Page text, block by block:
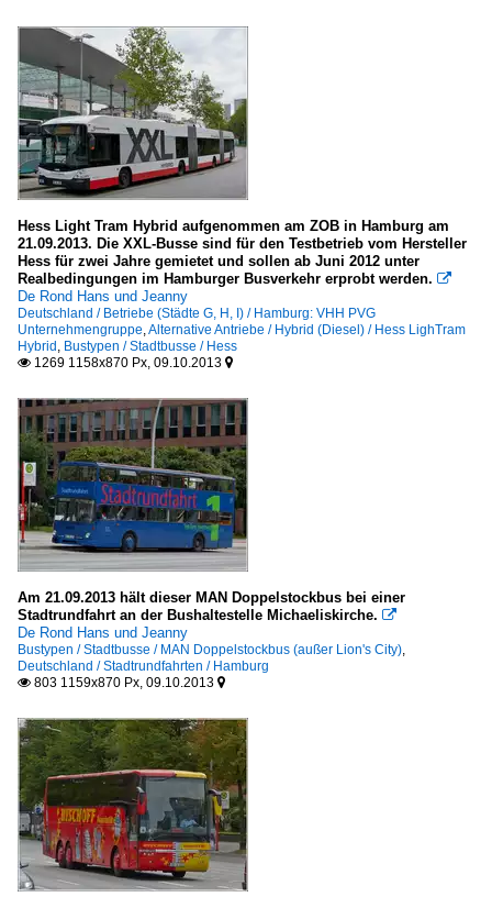
Hess Light Tram Hybrid aufgenommen am ZOB in Hamburg am
21.09.2013. Die XXL-Busse sind für den Testbetrieb vom Hersteller
Hess für zwei Jahre gemietet und sollen ab Juni 2012 unter
Realbedingungen im Hamburger Busverkehr erprobt werden. 
De Rond Hans und Jeanny
Deutschland / Betriebe (Städte G, H, I) / Hamburg: VHH PVG
Unternehmengruppe,Alternative Antriebe / Hybrid (Diesel) / Hess LighTram
Hybrid , Bustypen / Stadtbusse / Hess
 1269 1158x870 Px, 09.10.2013 
Am 21.09.2013 hält dieser MAN Doppelstockbus bei einer
Stadtrundfahrt an der Bushaltestelle Michaeliskirche. 
De Rond Hans und Jeanny
Bustypen / Stadtbusse / MAN Doppelstockbus (außer Lion's City),
Deutschland / Stadtrundfahrten / Hamburg
 803 1159x870 Px, 09.10.2013 